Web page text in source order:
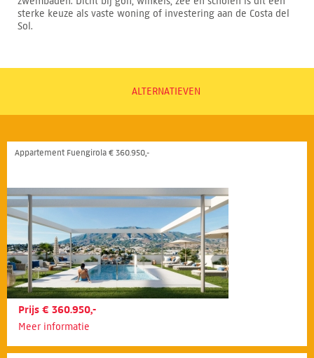
sterke keuze als vaste woning of investering aan de Costa del
Sol.
ALTERNATIEVEN
Appartement Fuengirola € 360.950,-
Prijs € 360.950,-
Meer informatie